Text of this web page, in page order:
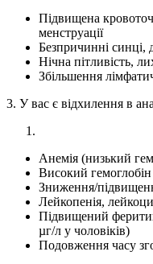
Підвищена
менструації
Безпричинні синці,
Нічна пітливість,
Збільшення
3. У вас є відхилення в
Анемія (низький
Високий
Зниження/
Лейкопенія,
Підвищений
µг/л у чоловіків)
Подовження часу